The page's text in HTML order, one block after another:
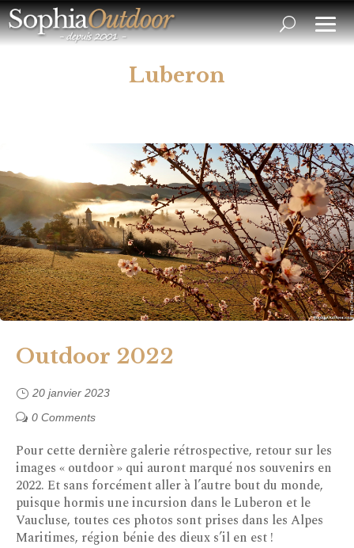
Luberon
Outdoor 2022
20 janvier 2023
0 Comments
Pour cette dernière galerie rétrospective, retour sur les
images « outdoor » qui auront marqué nos souvenirs en
2022. Et sans forcément aller à l’autre bout du monde,
puisque hormis une incursion dans le Luberon et le
Vaucluse, toutes ces photos sont prises dans les Alpes
Maritimes, région bénie des dieux s’il en est !